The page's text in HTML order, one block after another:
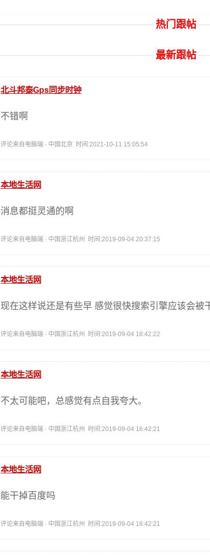
热门跟帖
最新跟帖
北斗邦泰Gps同步时钟
不错啊
评论来自电脑端 · 中国北京 时间:2021-10-11 15:05:54
本地生活网
消息都挺灵通的啊
评论来自电脑端 · 中国浙江杭州 时间:2019-09-04 20:37:15
本地生活网
现在这样说还是有些早 感觉很快搜索引擎应该会被
评论来自电脑端 · 中国浙江杭州 时间:2019-09-04 16:42:22
本地生活网
不太可能吧，总感觉有点自我夸大。
评论来自电脑端 · 中国浙江杭州 时间:2019-09-04 16:42:21
本地生活网
能干掉百度吗
评论来自电脑端 · 中国浙江杭州 时间:2019-09-04 16:42:21